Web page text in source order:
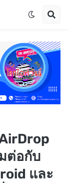
ต่อกับ
และ